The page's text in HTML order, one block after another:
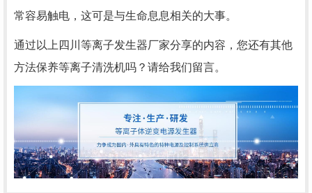
常容易触电，这可是与生命息息相关的大事。
通过以上 四川等离子发生器厂家分享的内容，您还有其他
方法保养等离子清洗机吗？请给我们留言。